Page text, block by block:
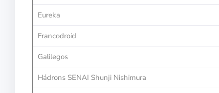
Eureka
Francodroid
Galilegos
Hádrons SENAI Shunji Nishimura